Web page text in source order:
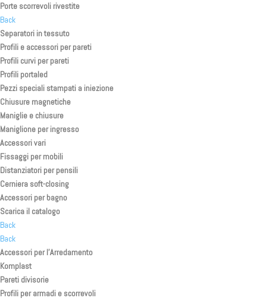
Porte scorrevoli rivestite
Back
Separatori in tessuto
Profili e accessori per pareti
Profili curvi per pareti
Profili portaled
Pezzi speciali stampati a iniezione
Chiusure magnetiche
Maniglie e chiusure
Maniglione per ingresso
Accessori vari
Fissaggi per mobili
Distanziatori per pensili
Cerniera soft-closing
Accessori per bagno
Scarica il catalogo
Back
Back
Accessori per l’Arredamento
Komplast
Pareti divisorie
Profili per armadi e scorrevoli